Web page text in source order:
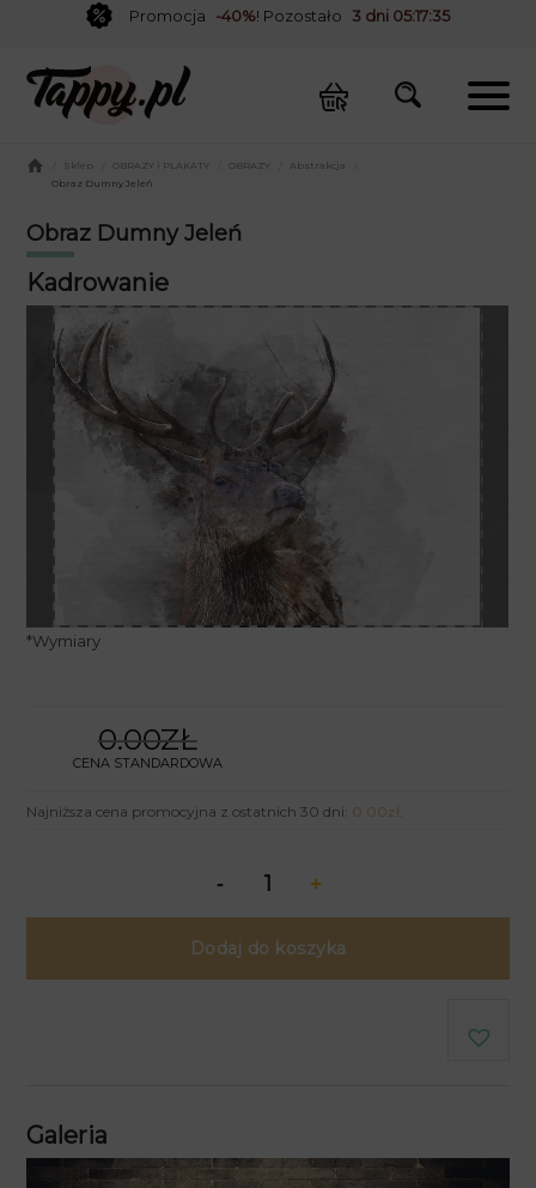
Promocja -40%! Pozostało 3 dni 05:17:35
Sklep OBRAZY i PLAKATY OBRAZY Abstrakcja
Obraz Dumny Jeleń
Obraz Dumny Jeleń
Kadrowanie
*Wymiary
0.00ZŁ
CENA STANDARDOWA
Najniższa cena promocyjna z ostatnich 30 dni: 0.00zł.
Dodaj do koszyka
Galeria